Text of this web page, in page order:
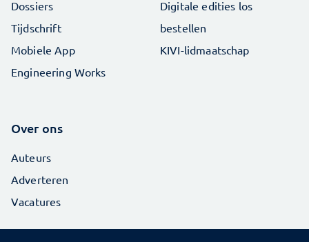
Dossiers
Tijdschrift
Mobiele App
Engineering Works
Digitale edities los
bestellen
KIVI-lidmaatschap
Over ons
Auteurs
Adverteren
Vacatures